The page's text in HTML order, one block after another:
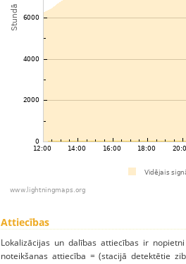
Attiecības
Lokalizācijas un dalības attiecības ir
noteikšanas attiecība = (stacijā detektētie